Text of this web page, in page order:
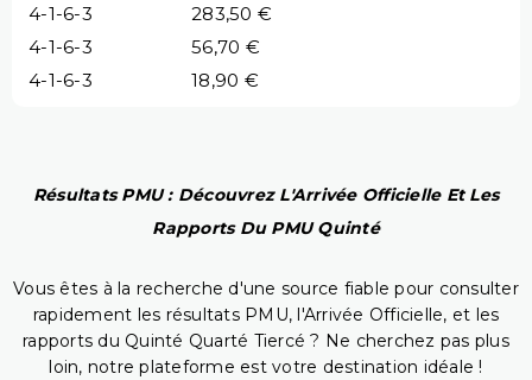
4-1-6-3
283,50 €
4-1-6-3
56,70 €
4-1-6-3
18,90 €
Résultats PMU : Découvrez L'Arrivée Officielle Et Les
Rapports Du PMU Quinté
Vous êtes à la recherche d'une source fiable pour consulter
rapidement les résultats PMU, l'Arrivée Officielle, et les
rapports du Quinté Quarté Tiercé ? Ne cherchez pas plus
loin, notre plateforme est votre destination idéale !